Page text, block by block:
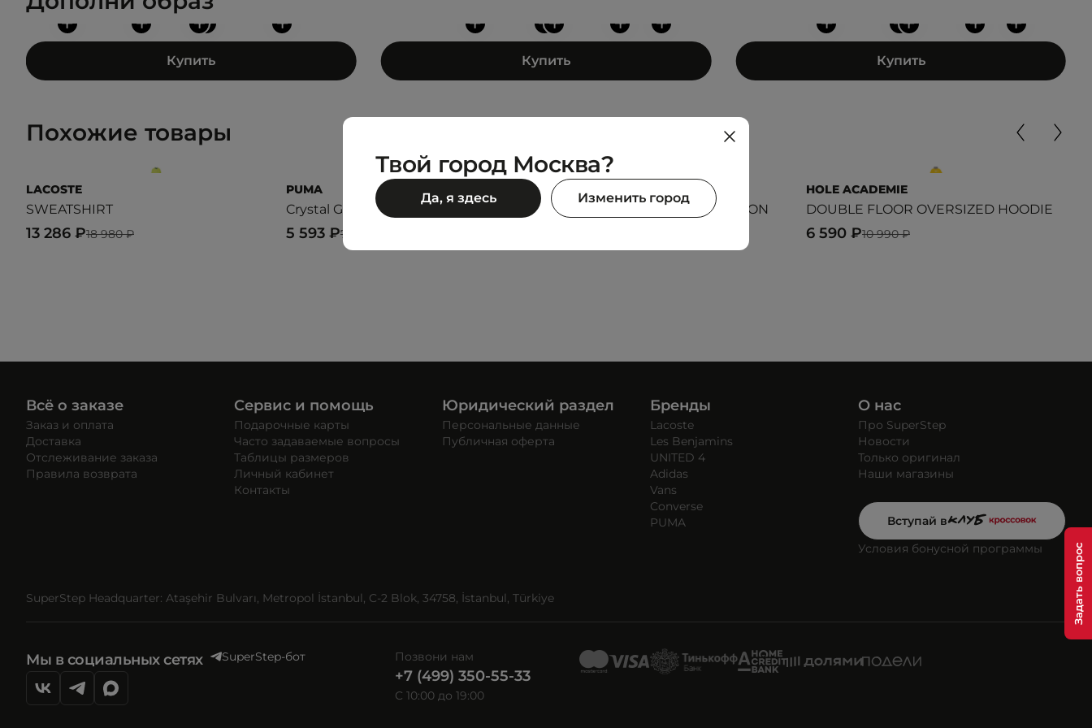
+
+
+ + +
Купить
+
+
+ + +
Купить
+
+
+ + +
Купить
Похожие товары
LACOSTE
SWEATSHIRT
18 980 ₽
13 286 ₽
PUMA
Crystal Galaxy Hoodie
7 990 ₽
5 593 ₽
ADIDAS
ALWAYS ORIGINAL SNAP-BUTTON
HOLE ACADEMIE
DOUBLE FLOOR OVERSIZED HOODIE
10 990 ₽
6 590 ₽
Всё о заказе
Заказ и оплата
Доставка
Отслеживание заказа
Правила возврата
Сервис и помощь
Подарочные карты
Часто задаваемые вопросы
Таблицы размеров
Личный кабинет
Контакты
Юридический раздел
Персональные данные
Публичная оферта
Бренды
Lacoste
Les Benjamins
UNITED 4
Adidas
Vans
Converse
PUMA
О нас
Про SuperStep
Новости
Только оригинал
Наши магазины
Вступай в
Условия бонусной программы
SuperStep Headquarter: Ataşehir Bulvarı, Metropol İstanbul, C-2 Blok, 34758, İstanbul, Türkiye
Мы в социальных сетях SuperStep-бот Позвони нам
+7 (499) 350-55-33
C 10:00 до 19:00
Твой город Москва?
Да, я здесь Изменить город